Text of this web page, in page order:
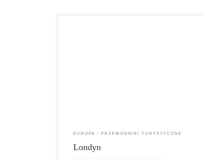
EUROPA PRZEWODNIKI TURYSTYCZNE
Londyn